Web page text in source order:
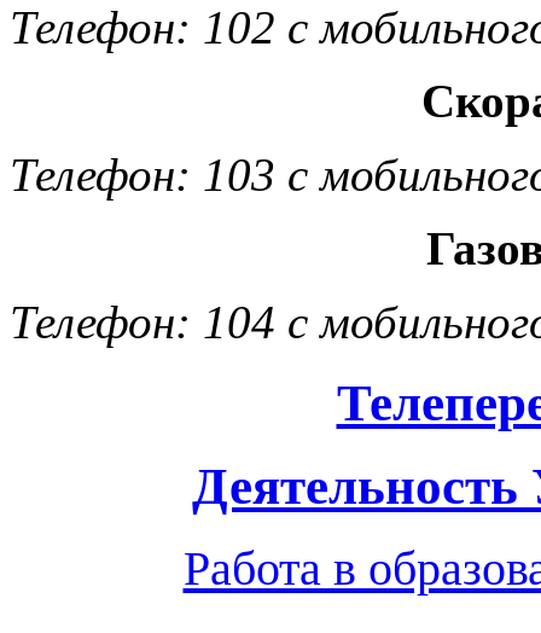
Телефон: 102 с
Телефон: 103 с
Телефон: 104 с
Работа в